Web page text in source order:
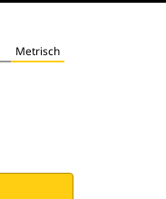
Metrisch